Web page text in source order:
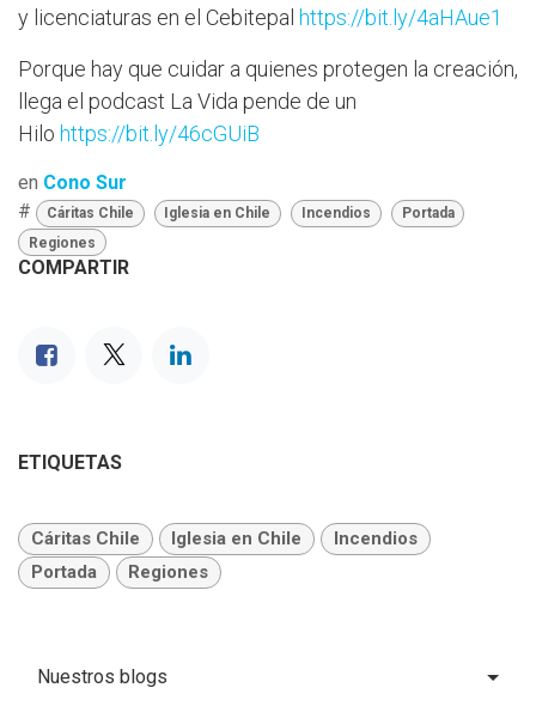
y licenciaturas en el Cebitepal https://bit.ly/4aHAue1
Porque hay que cuidar a quienes protegen la creación,
llega el podcast La Vida pende de un
Hilo https://bit.ly/46cGUiB
en Cono Sur
#
Cáritas Chile Iglesia en Chile Incendios
Portada
Regiones
COMPARTIR
ETIQUETAS
Cáritas Chile Iglesia en Chile
Incendios
Portada
Regiones
Nuestros blogs